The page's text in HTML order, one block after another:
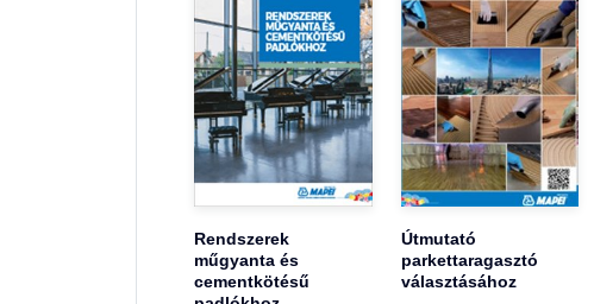
Rendszerek
műgyanta és
cementkötésű
Útmutató
parkettaragasztó
választásához